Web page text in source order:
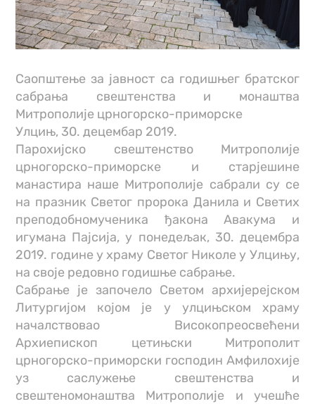
Саопштење за јавност са годишњег братског
сабрања свештенства и монаштва
Митрополије црногорско-приморске
Улцињ, 30. децембар 2019.
Парохијско свештенство Митрополије
црногорско-приморске и старјешине
манастира наше Митрополије сабрали су се
на празник Светог пророка Данила и Светих
преподобномученика ђакона Авакума и
игумана Пајсија, у понедељак, 30. децембра
2019. године у храму Светог Николе у Улцињу,
на своје редовно годишње сабрање.
Сабрање је започело Светом архијерејском
Литургијом којом је у улцињском храму
началствовао Високопреосвећени
Архиепископ цетињски Митрополит
црногорско-приморски господин Амфилохије
уз саслужење свештенства и
свештеномонаштва Митрополије и учешће